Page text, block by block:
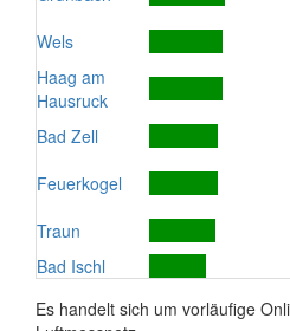
Wels
Haag am
Hausruck
Bad Zell
Feuerkogel
Traun
Bad Ischl
Es handelt sich um vorläufige